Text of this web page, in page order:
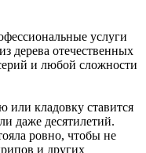
услуги
дерева отечественных
и любой сложности
или кладовку ставится
даже десятилетий.
ровно, чтобы не
и других